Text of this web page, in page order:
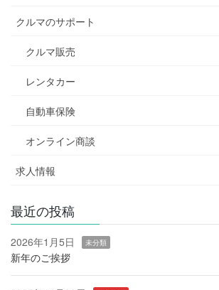
クルマのサポート
クルマ販売
レンタカー
自動車保険
オンライン商談
求人情報
最近の投稿
2026年1月5日 未分類
新年のご挨拶